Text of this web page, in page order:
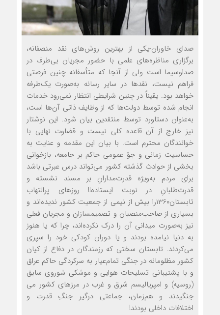
صدای خاوران-یکی از بهترین روش‌های نقد منصفانه،
برگزاری مناظره‌های علمی با حضور مجریان بی‌طرف در
صداوسیما است ولی از آنجا که متأسفانه چنین فرصتی
فراهم نیست، نقدها در سایر رسانه به‌صورت یک‌طرفه
خواهد بود. یقیناً در چنین شرایطی انتظار نمی‌رود خدمات
انجام شده توسط دولت‌ها که از وظایف ذاتی آن‌ها است،
به‌عنوان دستاورد توسط منتقدین بیان شود. این نوشتار
نیز خارج از آن قاعده کلی نیست و قضاوت نهایی با
خوانندگان محترم است. با بیان این مقدمه و عنایت به
حساسیت زمانی و جوّ عمومی حاکم بر جامعه، بازخوانی
بخشی از حوادث گذشته کشور می‌تواند درس عبرتی باشد
برای مردم به‌ویژه قدرت‌مدارانِ بر مسند نشسته و
قدرت‌طلبانِ در نوبت ایستاده!! روزهای پرالتهاب
تابستان1360را بیش از نیمی از جمعیت کشور ندیده‌اند و
بسیاری از صاحب‌منصبان و تصمیم‏سازان و مجریان فعلی
نیز به‌صورت میدانی آن را درک نکرده‌اند، چرا که یا هنوز
به دنیا نیامده بودند و یا دوران کودکی خود را سپری
می‌کردند. تابستان سختی که رزمندگان در دفاع از کیان
کشور مظلومانه در جنگی تمام‌عیار به سرکردگی حاکم عراق
و با پشتیبانی تسلیحات هوایی و موشکی شوروی سابق
(روسیه) و امپریالیسم شرق و غرب در مرزهای کشور می
جنگیدند و هم‌زمان، جماعتی درگیر جنگِ قدرت و
اختلافات داخلی بودند!